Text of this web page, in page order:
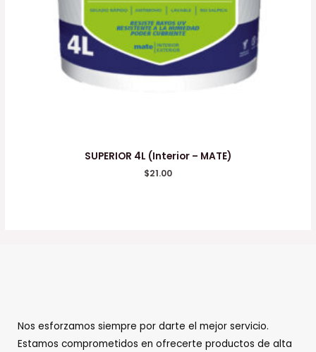
SUPERIOR 4L (Interior – MATE)
$21.00
Nos esforzamos siempre por darte el mejor servicio.
Estamos comprometidos en ofrecerte productos de alta